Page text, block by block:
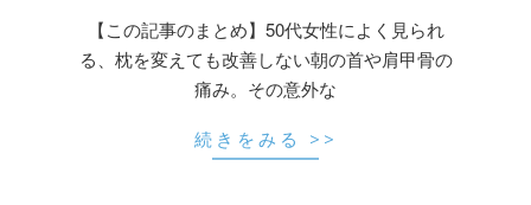
【この記事のまとめ】50代女性によく見られ
る、枕を変えても改善しない朝の首や肩甲骨の
痛み。その意外な
続きをみる >>